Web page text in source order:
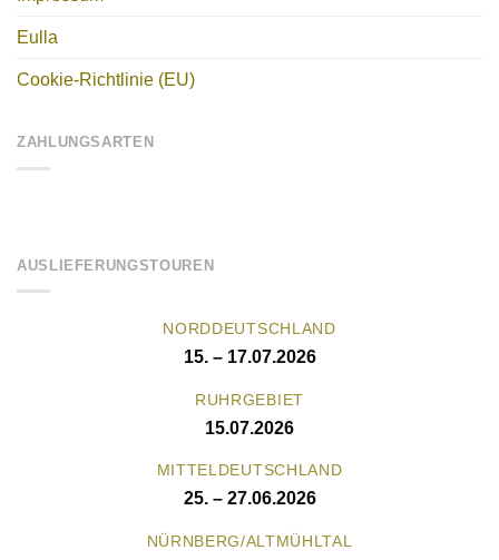
Eulla
Cookie-Richtlinie (EU)
ZAHLUNGSARTEN
AUSLIEFERUNGSTOUREN
NORDDEUTSCHLAND
15. – 17.07.2026
RUHRGEBIET
15.07.2026
MITTELDEUTSCHLAND
25. – 27.06.2026
NÜRNBERG/ALTMÜHLTAL